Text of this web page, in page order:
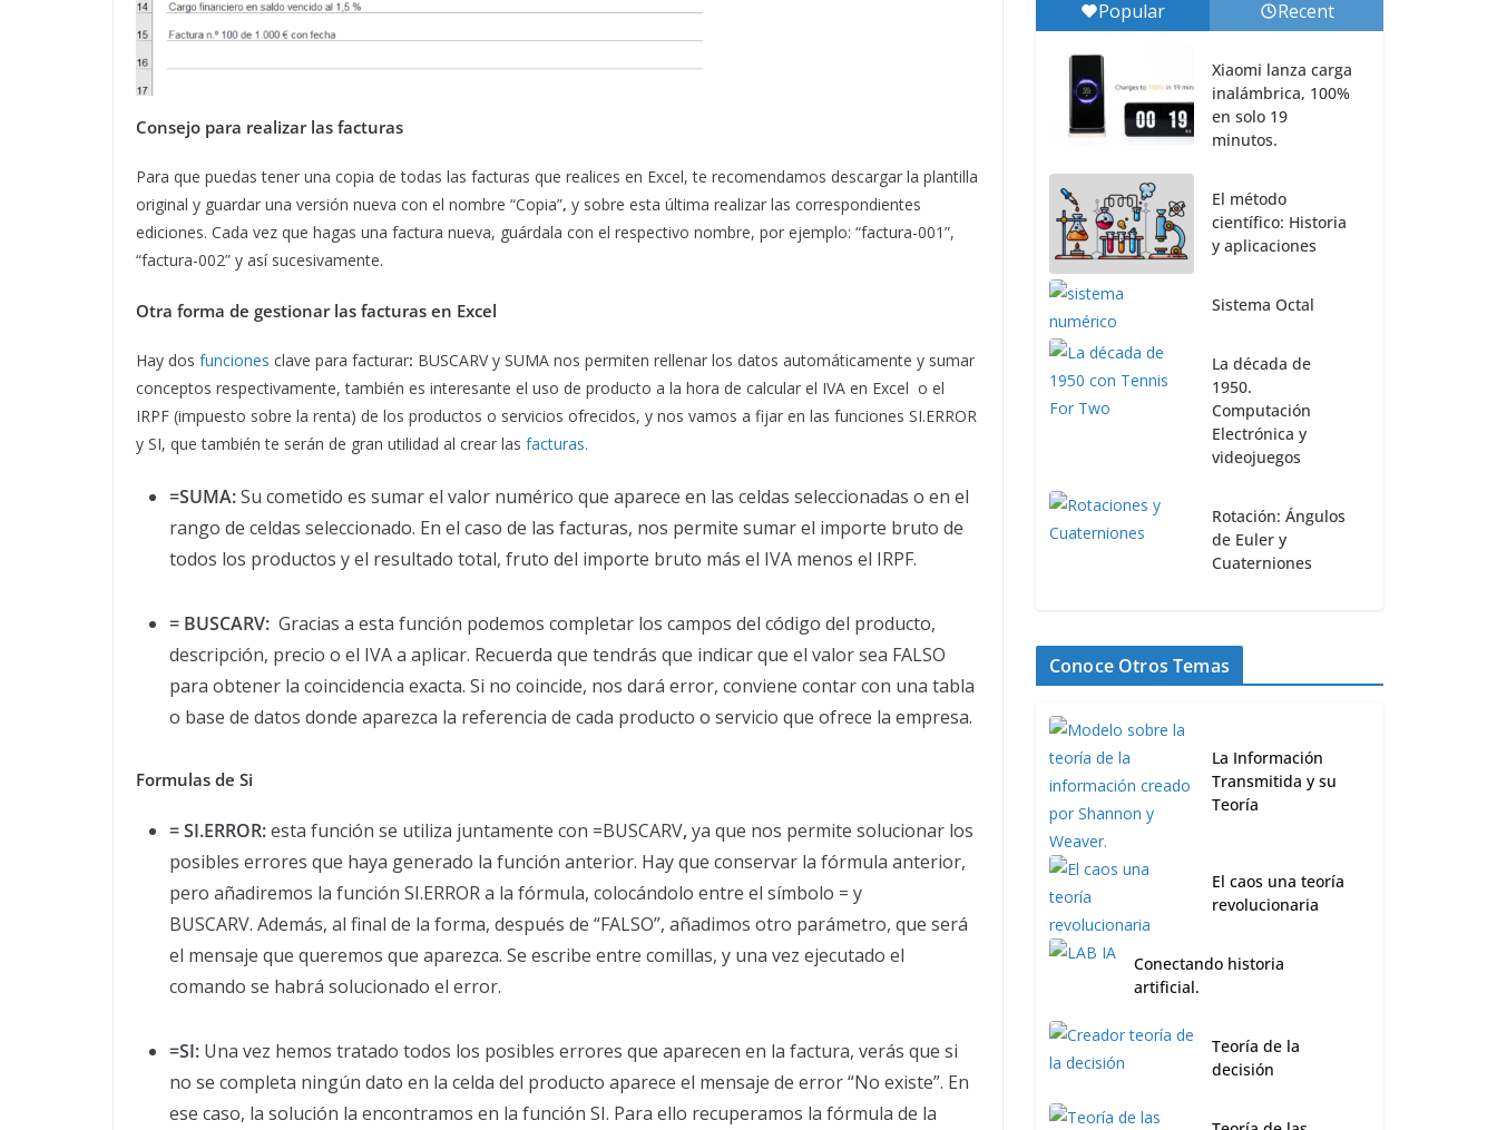
Consejo para realizar las facturas
Para que puedas tener una copia de todas las facturas que realices en Excel, te recomendamos descargar la plantilla
original y guardar una versión nueva con el nombre “Copia”, y sobre esta última realizar las correspondientes
ediciones. Cada vez que hagas una factura nueva, guárdala con el respectivo nombre, por ejemplo: “factura-001”,
“factura-002” y así sucesivamente.
Otra forma de gestionar las facturas en Excel
Hay dos funciones clave para facturar: BUSCARV y SUMA nos permiten rellenar los datos automáticamente y sumar
conceptos respectivamente, también es interesante el uso de producto a la hora de calcular el IVA en Excel o el
IRPF (impuesto sobre la renta) de los productos o servicios ofrecidos, y nos vamos a fijar en las funciones SI.ERROR
y SI, que también te serán de gran utilidad al crear las facturas.
=SUMA:Su cometido es sumar el valor numérico que aparece en las celdas seleccionadas o en el
rango de celdas seleccionado. En el caso de las facturas, nos permite sumar el importe bruto de
todos los productos y el resultado total, fruto del importe bruto más el IVA menos el IRPF.
= BUSCARV: Gracias a esta función podemos completar los campos del código del producto,
descripción, precio o el IVA a aplicar. Recuerda que tendrás que indicar que el valor sea FALSO
para obtener la coincidencia exacta. Si no coincide, nos dará error, conviene contar con una tabla
o base de datos donde aparezca la referencia de cada producto o servicio que ofrece la empresa.
Formulas de Si
= SI.ERROR:esta función se utiliza juntamente con =BUSCARV,ya que nos permite solucionar los
posibles errores que haya generado la función anterior. Hay que conservar la fórmula anterior,
pero añadiremos la función SI.ERROR a la fórmula, colocándolo entre el símbolo = y
BUSCARV. Además, al final de la forma, después de “FALSO”, añadimos otro parámetro, que será
el mensaje que queremos que aparezca. Se escribe entre comillas, y una vez ejecutado el
comando se habrá solucionado el error.
=SI: Una vez hemos tratado todos los posibles errores que aparecen en la factura, verás que si
no se completa ningún dato en la celda del producto aparece el mensaje de error “No existe”. En
ese caso, la solución la encontramos en la función SI. Para ello recuperamos la fórmula de la
Popular Recent
Xiaomi lanza carga
inalámbrica, 100%
en solo 19
minutos.
El método
científico: Historia
y aplicaciones
Sistema Octal
La década de
1950.
Computación
Electrónica y
videojuegos
Rotación: Ángulos
de Euler y
Cuaterniones
Conoce Otros Temas
La Información
Transmitida y su
Teoría
El caos una teoría
revolucionaria
Conectando historia
artificial.
Teoría de la
decisión